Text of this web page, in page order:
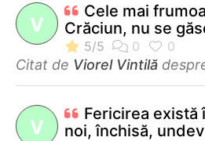
V
Cele mai
Crăciun, nu se
Citat de Viorel Vintilă
V
Fericirea există
noi, închisă,